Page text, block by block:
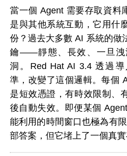
當一個 Agent 需要存取資料
是與其他系統互動，它用什
份？過去大多數 AI 系統的做
鑰——靜態、長效、一旦洩
洞。Red Hat AI 3.4 透過導
準，改變了這個邏輯。每個
是短效憑證，有時效限制、
後自動失效。即便某個
能利用的時間窗口也極為有
部答案，但它堵上了一個真實